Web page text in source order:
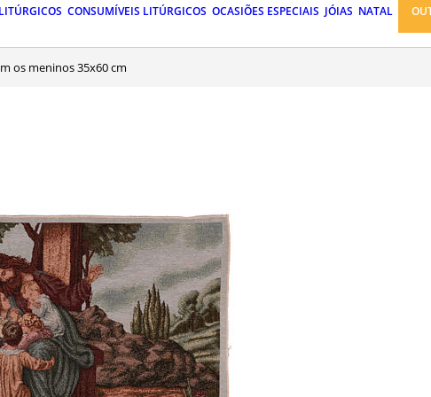
CONSUMÍVEIS LITÚRGICOS OCASIÕES ESPECIAIS JÓIAS NATAL
os meninos 35x60 cm